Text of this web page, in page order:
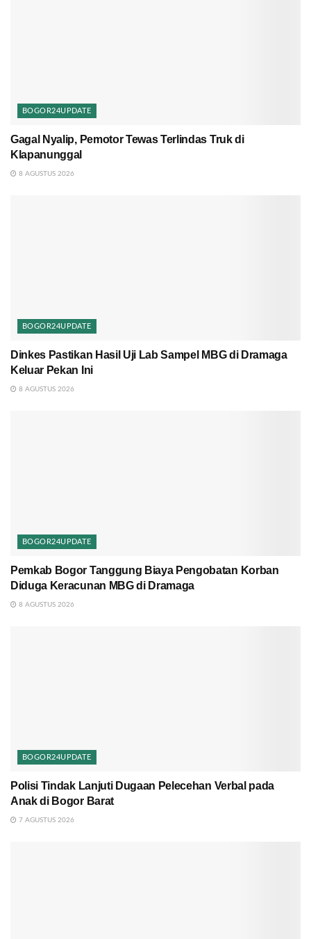
BOGOR24UPDATE
Gagal Nyalip, Pemotor Tewas Terlindas Truk di
Klapanunggal
8 AGUSTUS 2026
BOGOR24UPDATE
Dinkes Pastikan Hasil Uji Lab Sampel MBG di Dramaga
Keluar Pekan Ini
8 AGUSTUS 2026
BOGOR24UPDATE
Pemkab Bogor Tanggung Biaya Pengobatan Korban
Diduga Keracunan MBG di Dramaga
8 AGUSTUS 2026
BOGOR24UPDATE
Polisi Tindak Lanjuti Dugaan Pelecehan Verbal pada
Anak di Bogor Barat
7 AGUSTUS 2026